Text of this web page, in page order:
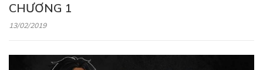
CHƯƠNG 1
13/02/2019